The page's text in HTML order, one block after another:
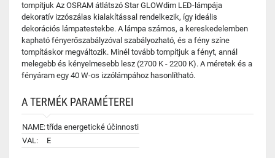
tompítjuk Az OSRAM átlátszó Star GLOWdim LED-lámpája
dekoratív izzószálas kialakítással rendelkezik, így ideális
dekorációs lámpatestekbe. A lámpa számos, a kereskedelemben
kapható fényerőszabályzóval szabályozható, és a fény színe
tompításkor megváltozik. Minél tovább tompítjuk a fényt, annál
melegebb és kényelmesebb lesz (2700 K - 2200 K). A méretek és a
fényáram egy 40 W-os izzólámpához hasonlítható.
A TERMÉK PARAMÉTEREI
NAME:třída energetické účinnosti
VAL:
E